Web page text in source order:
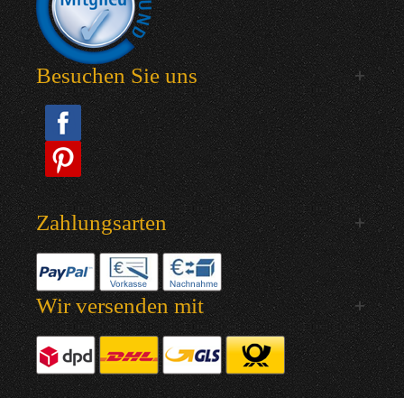
Besuchen Sie uns
Zahlungsarten
Wir versenden mit